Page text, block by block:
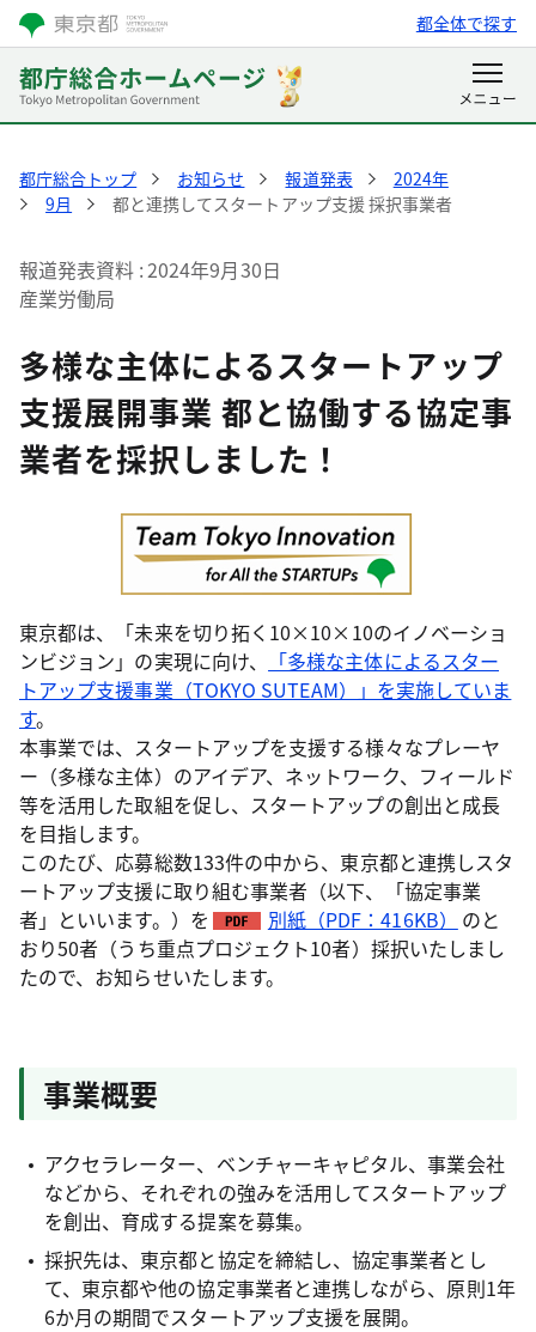
都全体で探す
都庁総合トップ お知らせ 報道発表
2024年
9月
都と連携してスタートアップ支援 採択事業者
報道発表資料 2024年9月30日
産業労働局
多様な主体によるスタートアップ
支援展開事業 都と協働する協定事
業者を採択しました！
東京都は、「未来を切り拓く10×10×10のイノベーショ
ンビジョン」の実現に向け、
「多様な主体によるスター
トアップ支援事業（TOKYO SUTEAM）」を実施していま
す。
本事業では、スタートアップを支援する様々なプレーヤ
ー（多様な主体）のアイデア、ネットワーク、フィールド
等を活用した取組を促し、スタートアップの創出と成長
を目指します。
このたび、応募総数133件の中から、東京都と連携しスタ
ートアップ支援に取り組む事業者（以下、「協定事業
者」といいます。）を
別紙（PDF：416KB）
のと
おり50者（うち重点プロジェクト10者）採択いたしまし
たので、お知らせいたします。
事業概要
アクセラレーター、ベンチャーキャピタル、事業会社
などから、それぞれの強みを活用してスタートアップ
を創出、育成する提案を募集。
採択先は、東京都と協定を締結し、協定事業者とし
て、東京都や他の協定事業者と連携しながら、原則1年
6か月の期間でスタートアップ支援を展開。